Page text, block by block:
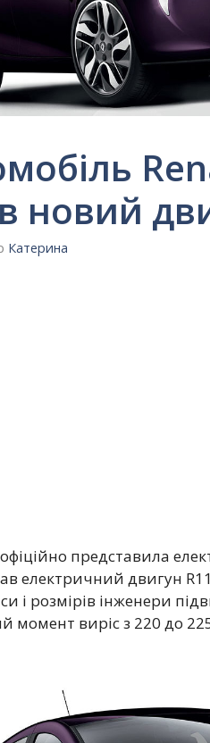
новий
Катерина
офіційно представила
електричний двигун
і розмірів інженери
момент виріс з 220 до